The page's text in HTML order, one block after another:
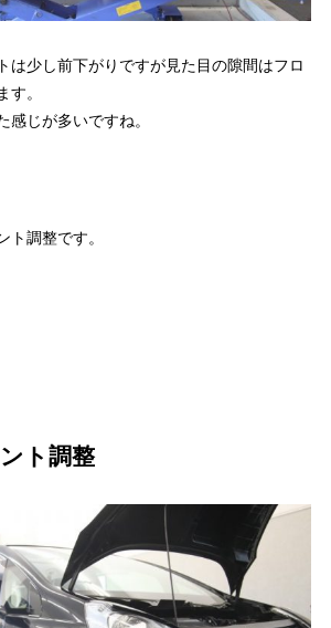
は少し前下がりですが見た目の隙間はフロ
す。
感じが多いですね。
ト調整です。
ト調整